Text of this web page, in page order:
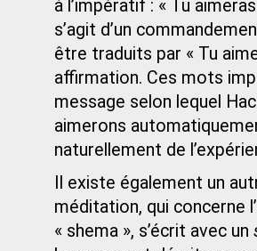
à l’impératif : « Tu
s’agit d’un
être traduits par « Tu
affirmation. Ces mots
message selon lequel
aimerons
naturellement de
Il existe également un
méditation, qui concerne
« shema », s’écrit avec un